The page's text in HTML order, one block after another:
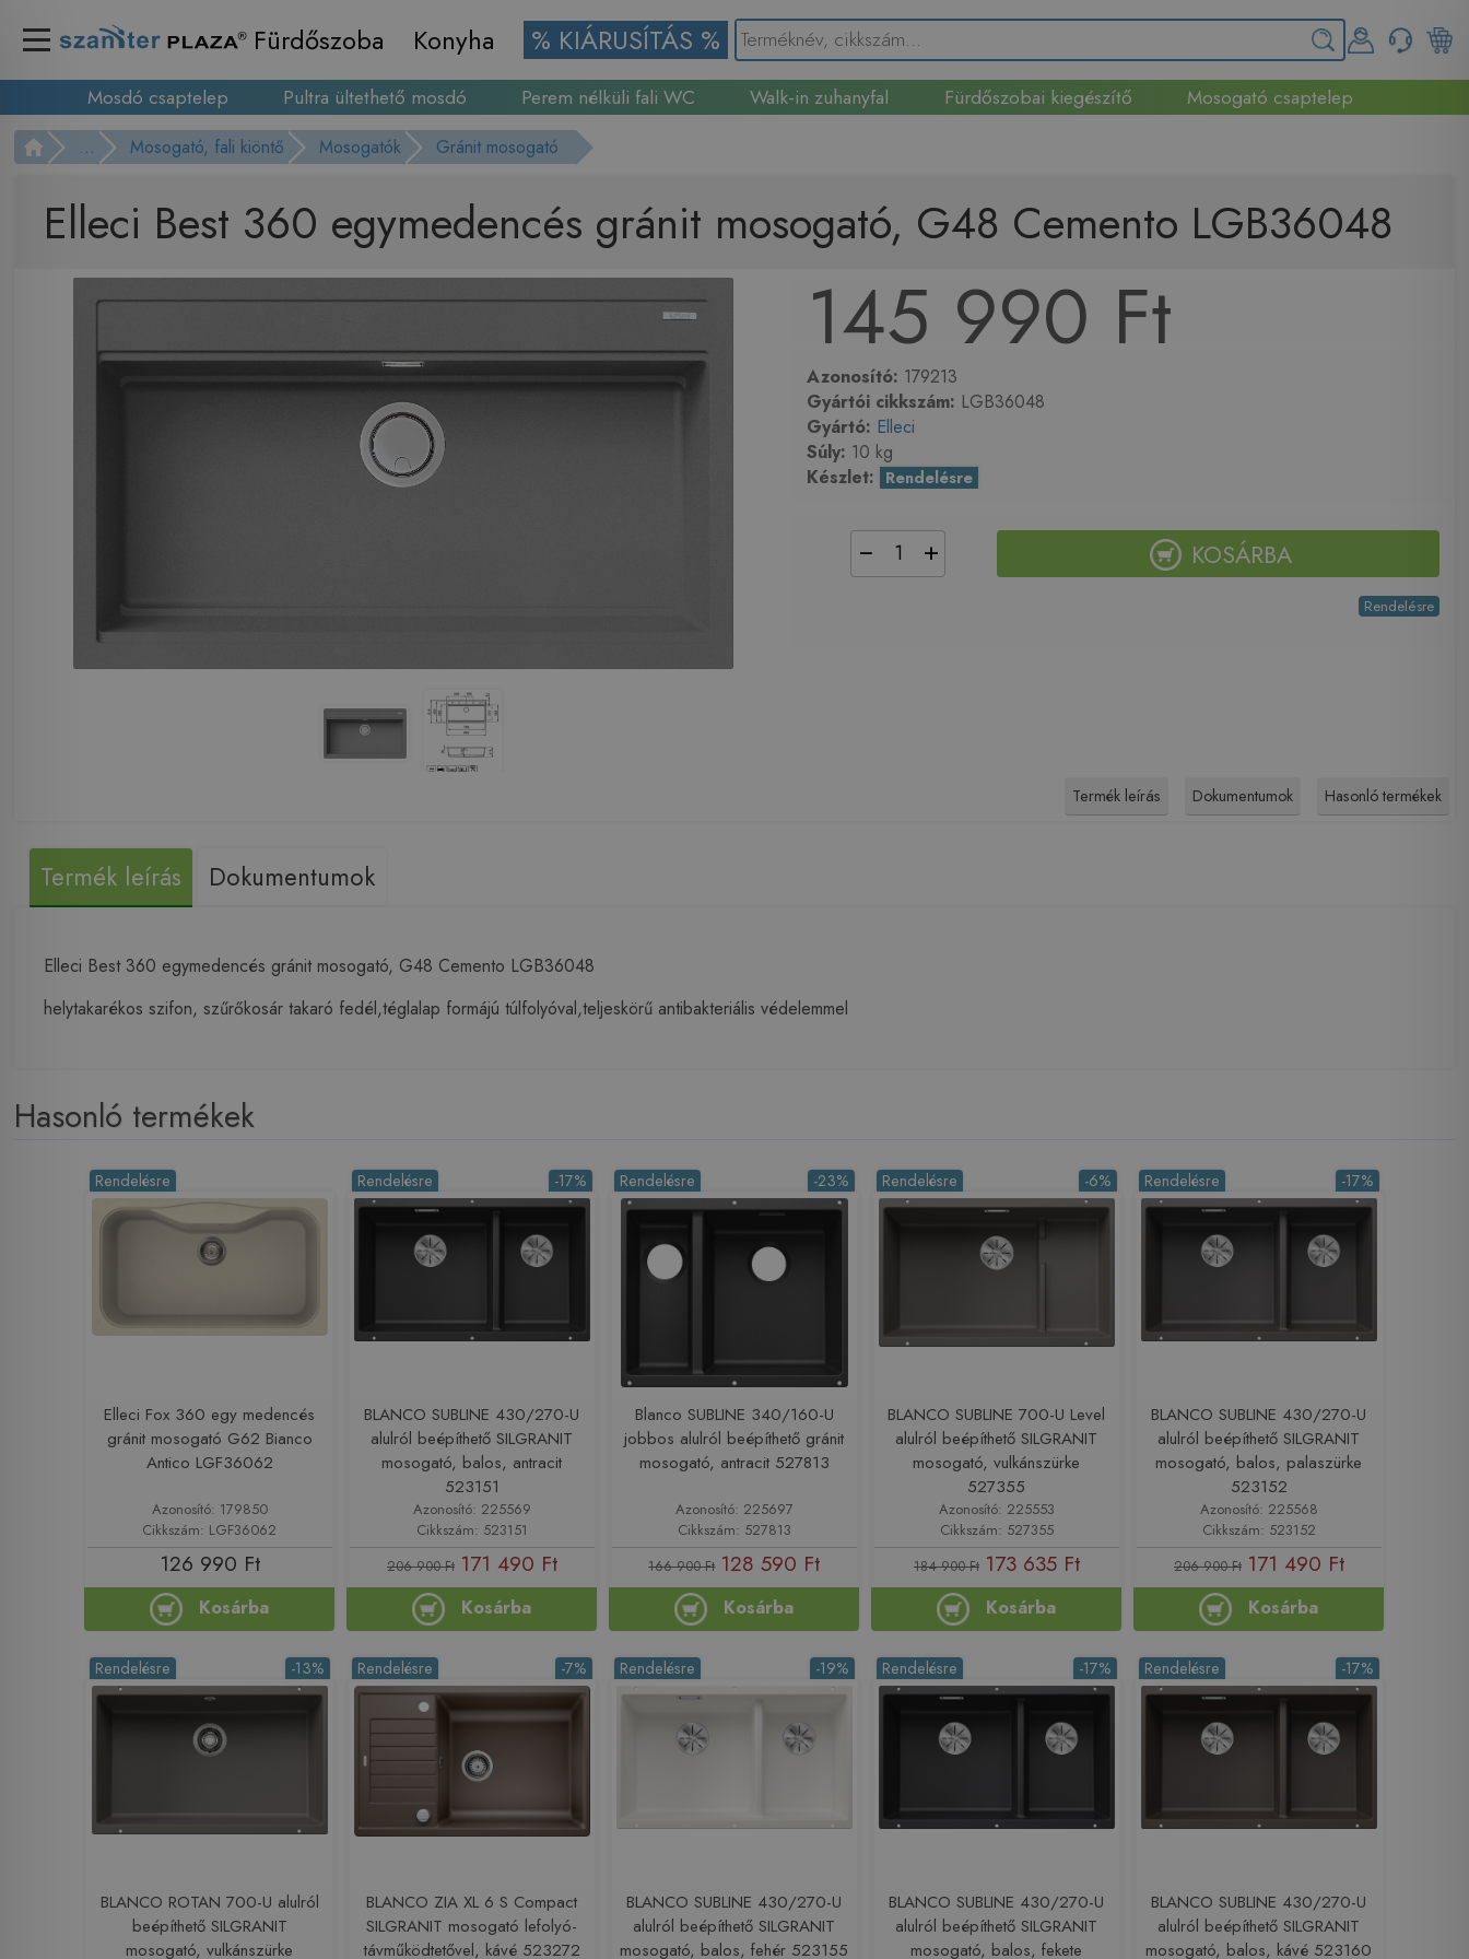
Fürdőszoba Konyha % KIÁRUSÍTÁS %
Mosdó csaptelep Pultra ültethető mosdó Perem nélküli fali WC Walk-in zuhanyfal Fürdőszobai kiegészítő
Mosogató csaptelep
... Mosogató, fali kiöntő Mosogatók Gránit mosogató
Elleci Best 360 egymedencés gránit mosogató, G48 Cemento LGB36048
145 990 Ft
Azonosító: 179213
Gyártói cikkszám: LGB36048
Gyártó: Elleci
Súly: 10 kg
Készlet: Rendelésre
KOSÁRBA
− +
Rendelésre
Termék leírás Dokumentumok Hasonló termékek
Termék leírás Dokumentumok
Elleci Best 360 egymedencés gránit mosogató, G48 Cemento LGB36048
helytakarékos szifon, szűrőkosár takaró fedél,téglalap formájú túlfolyóval,teljeskörű antibakteriális védelemmel
Hasonló termékek
Rendelésre
Elleci Fox 360 egy medencés
gránit mosogató G62 Bianco
Antico LGF36062
Azonosító: 179850
Cikkszám: LGF36062
126 990 Ft
Kosárba
-17%
Rendelésre
BLANCO SUBLINE 430/270-U
alulról beépíthető SILGRANIT
mosogató, balos, antracit
523151
Azonosító: 225569
Cikkszám: 523151
206 900 Ft 171 490 Ft
Kosárba
-23%
Rendelésre
Blanco SUBLINE 340/160-U
jobbos alulról beépíthető gránit
mosogató, antracit 527813
Azonosító: 225697
Cikkszám: 527813
166 900 Ft 128 590 Ft
Kosárba
-6%
Rendelésre
BLANCO SUBLINE 700-U Level
alulról beépíthető SILGRANIT
mosogató, vulkánszürke
527355
Azonosító: 225553
Cikkszám: 527355
184 900 Ft 173 635 Ft
Kosárba
-17%
Rendelésre
BLANCO SUBLINE 430/270-U
alulról beépíthető SILGRANIT
mosogató, balos, palaszürke
523152
Azonosító: 225568
Cikkszám: 523152
206 900 Ft 171 490 Ft
Kosárba
-13%
Rendelésre
BLANCO ROTAN 700-U alulról
beépíthető SILGRANIT
mosogató, vulkánszürke
-7%
Rendelésre
BLANCO ZIA XL 6 S Compact
SILGRANIT mosogató lefolyó-
távműködtetővel, kávé 523272
-19%
Rendelésre
BLANCO SUBLINE 430/270-U
alulról beépíthető SILGRANIT
mosogató, balos, fehér 523155
-17%
Rendelésre
BLANCO SUBLINE 430/270-U
alulról beépíthető SILGRANIT
mosogató, balos, fekete
-17%
Rendelésre
BLANCO SUBLINE 430/270-U
alulról beépíthető SILGRANIT
mosogató, balos, kávé 523160